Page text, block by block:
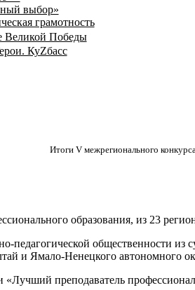
выбор»
грамотность
Великой Победы
КуZбасс
Итоги V межрегионального
образования, из 23
педагогической общественности из
и Ямало-Ненецкого автономного
преподаватель